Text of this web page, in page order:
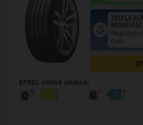
TRIPLA
Öné!
EPREL cimke adatok: